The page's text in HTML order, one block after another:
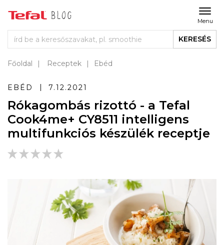
Menu
KERESÉS
Főoldal Receptek Ebéd
EBÉD 7.12.2021
Rókagombás rizottó - a Tefal
Cook4me+ CY8511 intelligens
multifunkciós készülék receptje